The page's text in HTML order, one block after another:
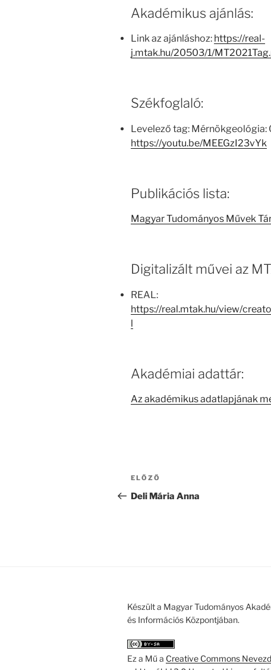
Akadémikus ajánlás:
Link az ajánláshoz: https://real-
j.mtak.hu/20503/1/
Székfoglaló:
Levelező tag: Mérnökgeológia:
https://youtu.be/MEEGzI23vYk
Publikációs lista:
Magyar Tudományos Művek
Digitalizált művei az
REAL:
https://real.mtak.hu/view/
l
Akadémiai adattár:
Az akadémikus adatlapjának
Bejegyzés
navigáció
Korábbi
bejegyzés
ELŐZŐ
Deli Mária Anna
Készült a Magyar Tudományos
és Információs Központjában.
Ez a Mű a Creative Commons